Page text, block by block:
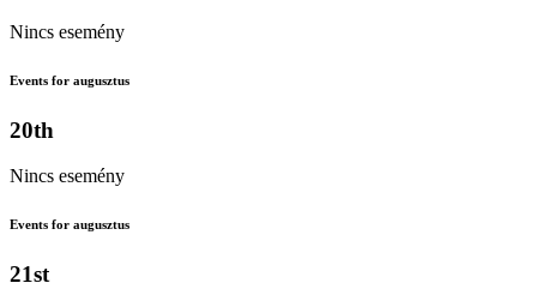
Nincs esemény
Events for augusztus
20th
Nincs esemény
Events for augusztus
21st